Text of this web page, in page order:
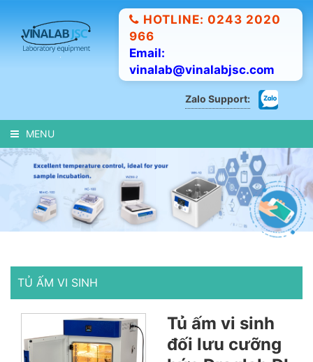
HOTLINE: 0243 2020
966
Email:
vinalab@vinalabjsc.com
Zalo Support:
MENU
TỦ ẤM VI SINH
Tủ ấm vi sinh
đối lưu cưỡng